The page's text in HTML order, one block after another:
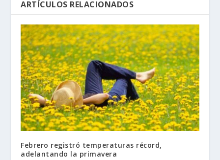
ARTÍCULOS RELACIONADOS
Febrero registró temperaturas récord,
adelantando la primavera